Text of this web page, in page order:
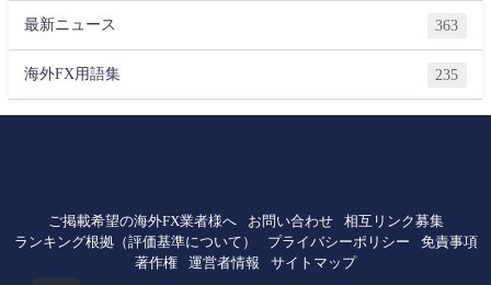
最新ニュース 363
海外FX用語集 235
ご掲載希望の海外FX業者様へ お問い合わせ
相互リンク募集
ランキング根拠（評価基準について）
プライバシーポリシー
免責事項
著作権
運営者情報 サイトマップ